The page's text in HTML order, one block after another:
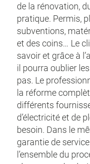
de la rénovation,
pratique. Permis,
subventions,
et des coins… Le
savoir et grâce à
il pourra oublier
pas. Le
la réforme
différents
d’électricité et de
besoin. Dans le
garantie de
l’ensemble du